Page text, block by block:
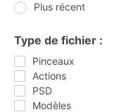
Plus récent
Type de fichier :
Pinceaux
Actions
PSD
Modèles